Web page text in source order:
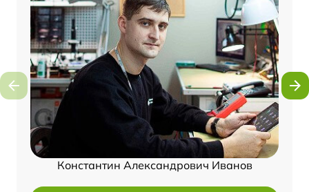
Константин Александрович Иванов